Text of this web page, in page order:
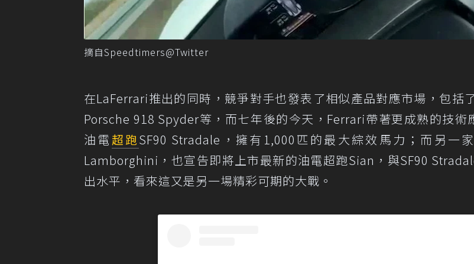
摘自Speedtimers@Twitter
在LaFerrari推出的同時，競爭對手也發表了相似產品對應市場，包括
Porsche 918 Spyder等，而七年後的今天，Ferrari帶著更成熟的技術
油電 超跑SF90 Stradale，擁有1,000匹的最大綜效馬力；而另一
Lamborghini，也宣告即將上市最新的油電超跑Sian，與SF90
出水平，看來這又是另一場精彩可期的大戰。